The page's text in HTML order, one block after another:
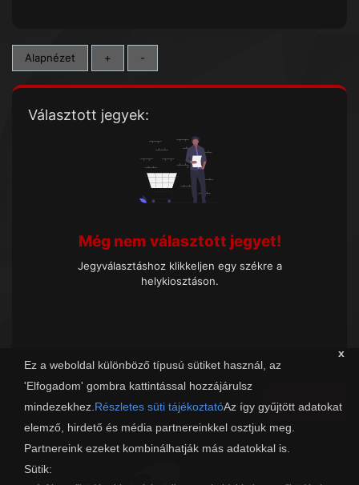
x
Ez a weboldal különböző típusú sütiket használ, az
'Elfogadom' gombra kattintással hozzájárulsz
mindezekhez. Részletes süti tájékoztatóAz így gyűjtött adatokat
elemző, hirdető és média partnereinkkel osztjuk meg.
Partnereink ezeket kombinálhatják más adatokkal is.
Sütik:
Alapnézet + -
Választott jegyek:
Még nem választott jegyet!
Jegyválasztáshoz klikkeljen egy székre a
helykiosztáson.
Tovább